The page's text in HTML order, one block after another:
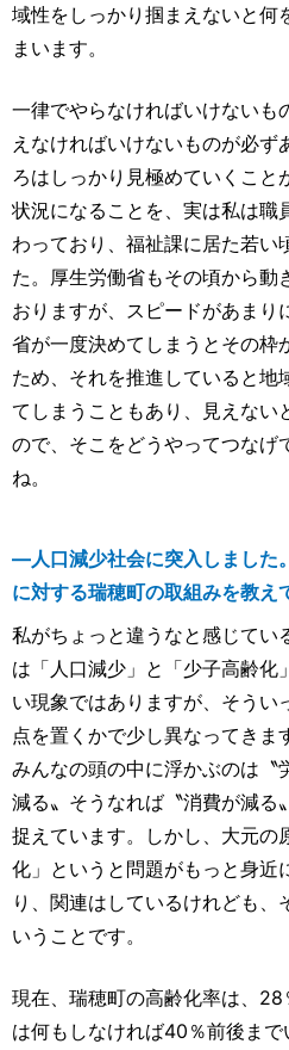
域性をしっかり掴まえないと何
まいます。
一律でやらなければいけないも
えなければいけないものが必ず
ろはしっかり見極めていくこと
状況になることを、実は私は
わっており、福祉課に居た若い
た。厚生労働省もその頃から動
おりますが、スピードがあまり
省が一度決めてしまうとその枠
ため、それを推進していると地
てしまうこともあり、見えない
ので、そこをどうやってつなげ
ね。
―人口減少社会に突入しました
に対する瑞穂町の取組みを教え
私がちょっと違うなと感じてい
は「人口減少」と「少子高齢化
い現象ではありますが、そうい
点を置くかで少し異なってきま
みんなの頭の中に浮かぶのは〝
減る〟そうなれば〝消費が減る
捉えています。しかし、大元の
化」というと問題がもっと身近
り、関連はしているけれども、
いうことです。
現在、瑞穂町の高齢化率は、
は何もしなければ40％前後ま